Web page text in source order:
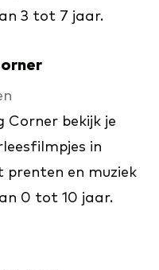
3 tot 7 jaar.
Corner bekijk je
in
prenten en muziek
0 tot 10 jaar.